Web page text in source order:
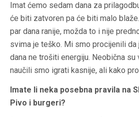
Imat ćemo sedam dana za
će biti zatvoren pa će biti malo
par dana ranije, možda to i nije
svima je teško. Mi smo procijenili
dana ne trošiti energiju. Neobična su
naučili smo igrati kasnije, ali kako
Imate li neka posebna pravila na
Pivo i burgeri?